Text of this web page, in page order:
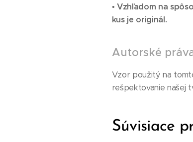
• Vzhľadom na
kus je originál.
Autorské
Vzor použitý na
rešpektovanie našej
Súvisiace